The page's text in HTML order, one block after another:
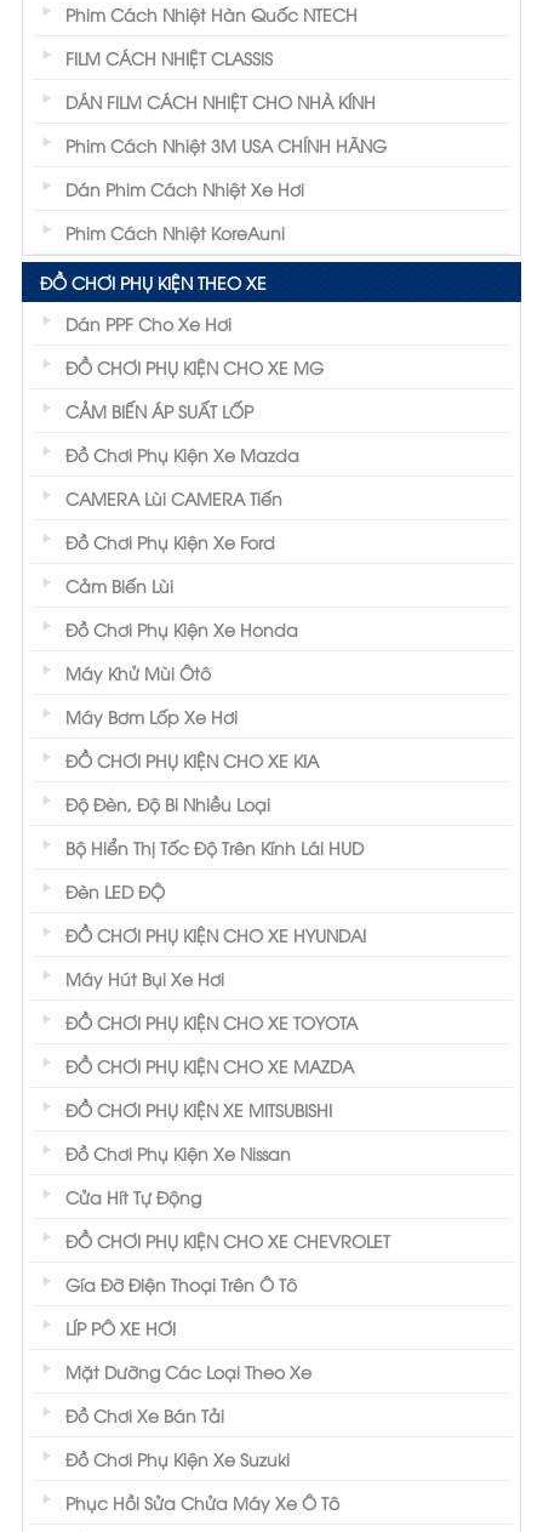
Phim Cách Nhiệt Hàn Quốc NTECH
FILM CÁCH NHIỆT CLASSIS
DÁN FILM CÁCH NHIỆT CHO NHÀ KÍNH
Phim Cách Nhiệt 3M USA CHÍNH HÃNG
Dán Phim Cách Nhiệt Xe Hơi
Phim Cách Nhiệt KoreAuni
ĐỒ CHƠI PHỤ KIỆN THEO XE
Dán PPF Cho Xe Hơi
ĐỒ CHƠI PHỤ KIỆN CHO XE MG
CẢM BIẾN ÁP SUẤT LỐP
Đồ Chơi Phụ Kiện Xe Mazda
CAMERA Lùi CAMERA Tiến
Đồ Chơi Phụ Kiện Xe Ford
Cảm Biến Lùi
Đồ Chơi Phụ Kiện Xe Honda
Máy Khử Mùi Ôtô
Máy Bơm Lốp Xe Hơi
ĐỒ CHƠI PHỤ KIỆN CHO XE KIA
Độ Đèn, Độ Bi Nhiều Loại
Bộ Hiển Thị Tốc Độ Trên Kính Lái HUD
Đèn LED ĐỘ
ĐỒ CHƠI PHỤ KIỆN CHO XE HYUNDAI
Máy Hút Bụi Xe Hơi
ĐỒ CHƠI PHỤ KIỆN CHO XE TOYOTA
ĐỒ CHƠI PHỤ KIỆN CHO XE MAZDA
ĐỒ CHƠI PHỤ KIỆN XE MITSUBISHI
Đồ Chơi Phụ Kiện Xe Nissan
Cửa Hít Tự Động
ĐỒ CHƠI PHỤ KIỆN CHO XE CHEVROLET
Gía Đỡ Điện Thoại Trên Ô Tô
LÍP PÔ XE HƠI
Mặt Dưỡng Các Loại Theo Xe
Đồ Chơi Xe Bán Tải
Đồ Chơi Phụ Kiện Xe Suzuki
Phục Hồi Sửa Chửa Máy Xe Ô Tô